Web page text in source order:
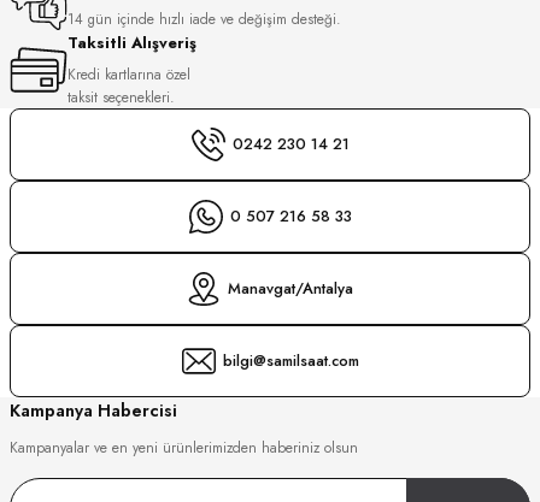
14 gün içinde hızlı iade ve değişim desteği.
Taksitli Alışveriş
Kredi kartlarına özel
taksit seçenekleri.
0242 230 14 21
0 507 216 58 33
Manavgat/Antalya
bilgi@samilsaat.com
Kampanya Habercisi
Kampanyalar ve en yeni ürünlerimizden haberiniz olsun